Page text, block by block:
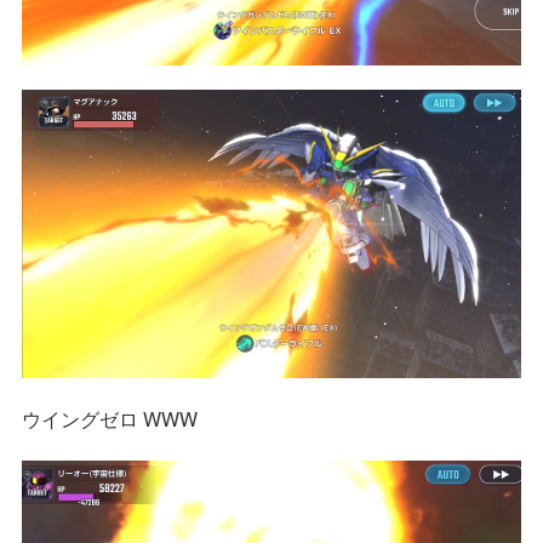
ウイングゼロ WWW